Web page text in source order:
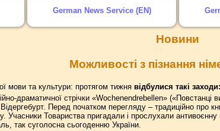
German News Service (EN)
Новини
Можливості з пізнання
мови та культури: протягом тижня відбулися такі заходи:
драматичної стрічки «Wochenendrebellen»
Перед початком перегляду – традиційно
Учасники Товариства пригадали і прослухали
так суголосна сьогоденню України.